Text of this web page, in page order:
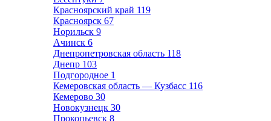
Красноярский край 119
Красноярск 67
Норильск 9
Ачинск 6
Днепропетровская область 118
Днепр 103
Подгородное 1
Кемеровская область — Кузбасс 116
Кемерово 30
Новокузнецк 30
Прокопьевск 8